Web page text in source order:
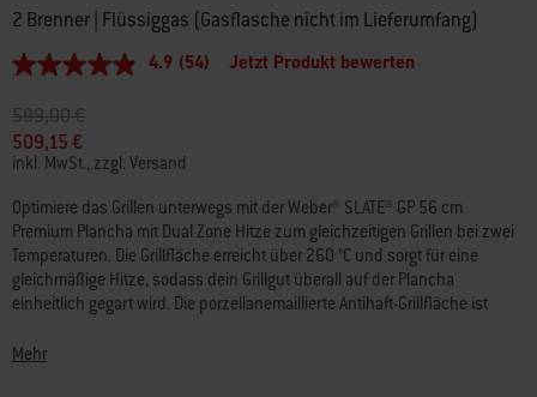
2 Brenner | Flüssiggas (Gasflasche nicht im Lieferumfang)
4.9
5
Sternen,
Durchschnittswert
der
Read
54
Reviews.
Link
auf
derselben
4.9 (54) Jetzt Produkt bewerten
Preis reduziert von
599,00 €auf
509,15 €
inkl. MwSt., zzgl. Versand
Optimiere das Grillen unterwegs mit der Weber® SLATE® GP 56 cm
Premium Plancha mit Dual Zone Hitze zum gleichzeitigen Grillen bei zwei
Temperaturen. Die Grillfläche erreicht über 260 °C und sorgt für eine
gleichmäßige Hitze, sodass dein Grillgut überall auf der Plancha
einheitlich gegart wird. Die porzellanemaillierte Antihaft-Grillfläche ist
Pfannengerichte, lecker angebratene Meeresfrüchte, Gemüse und vieles
Mehr